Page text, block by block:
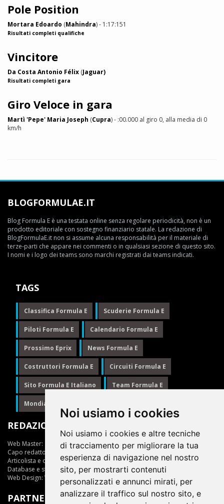
Noi usiamo i cookies
Noi usiamo i cookies e altre tecniche
di tracciamento per migliorare la tua
esperienza di navigazione nel nostro
sito, per mostrarti contenuti
personalizzati e annunci mirati, per
analizzare il traffico sul nostro sito, e
Pole Position
Mortara Edoardo (Mahindra) - 1:17:151
Risultati completi qualifiche
Vincitore
Da Costa Antonio Félix (Jaguar)
Risultati completi gara
Giro Veloce in gara
Martì 'Pepe' Maria Joseph (Cupra) - :00.000 al giro 0, alla media di 0
km/h
BLOGFORMULAE.IT
Blog Formula E è una testata online senza regolare periodicità, non è un
prodotto editoriale con sostegno finanziario statale. La redazione di
BlogFormulaE.it non si assume alcuna responsabilità per il materiale di
terze-parti che appare nei commenti o in qualsiasi sezione di questo sito.
I nomi e i logo dei teams sono marchi registrati dai teams indicati.
TAGS
Classifica Formula E Scuderie Formula E
Piloti Formula E Calendario Formula E
Prossimo Eprix News Formula E
Costruttori Formula E Circuiti Formula E
Sito Formula E Italiano Team Formula E
Mondiale Formula E
REDAZIONE
Web Master:
Ing.Daniele Muscarella
Capo redattore:
Articolista e opinionista:Giuseppe Cianci
Database e statistiche:Marcella Toschi
Web Design: Vittorio Arena
PARTNER